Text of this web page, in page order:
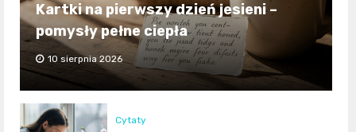
Kartki na pierwszy dzień jesieni –
pomysły pełne ciepła
10 sierpnia 2026
Cytaty